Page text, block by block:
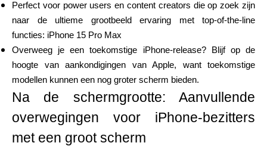
Perfect voor power users en content creators die op zoek zijn
naar de ultieme grootbeeld ervaring met top-of-the-line
functies: iPhone 15 Pro Max
Overweeg je een toekomstige iPhone-release? Blijf op de
hoogte van aankondigingen van Apple, want toekomstige
modellen kunnen een nog groter scherm bieden.
Na de schermgrootte: Aanvullende
overwegingen voor iPhone-bezitters
met een groot scherm